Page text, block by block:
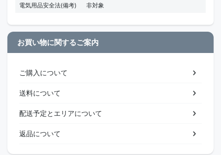
電気用品安全法(備考) 非対象
お買い物に関するご案内
ご購入について
送料について
配送予定とエリアについて
返品について